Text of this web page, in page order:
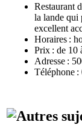
Restaurant
la lande qui
excellent
Horaires :
Prix : de 10
Adresse :
Téléphone :